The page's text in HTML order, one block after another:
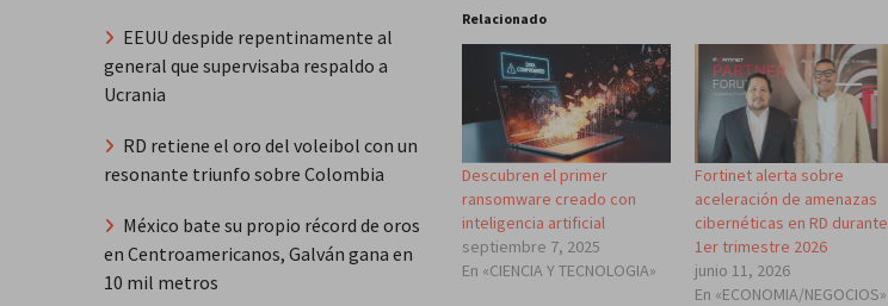
Relacionado
Descubren el primer
ransomware creado con
inteligencia artificial
septiembre 7, 2025
En «CIENCIA Y TECNOLOGIA»
Fortinet alerta sobre
aceleración de amenazas
cibernéticas en RD durante
1er trimestre 2026
junio 11, 2026
En «ECONOMIA/NEGOCIOS»
EEUU despide repentinamente al
general que supervisaba respaldo a
Ucrania
RD retiene el oro del voleibol con un
resonante triunfo sobre Colombia
México bate su propio récord de oros
en Centroamericanos, Galván gana en
10 mil metros